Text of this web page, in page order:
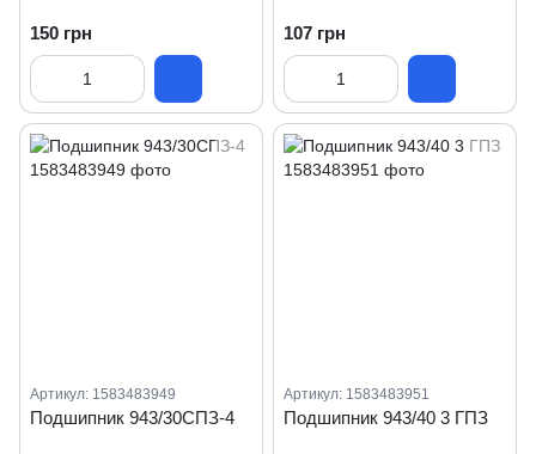
150 грн 107 грн
Артикул: 1583483949
Подшипник 943/30СПЗ-4
Артикул: 1583483951
Подшипник 943/40 3 ГПЗ